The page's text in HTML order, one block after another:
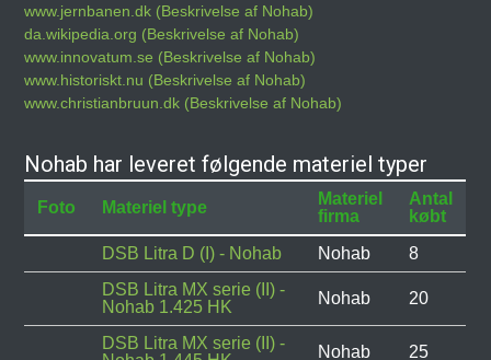
www.jernbanen.dk (Beskrivelse af Nohab)
da.wikipedia.org (Beskrivelse af Nohab)
www.innovatum.se (Beskrivelse af Nohab)
www.historiskt.nu (Beskrivelse af Nohab)
www.christianbruun.dk (Beskrivelse af Nohab)
Nohab har leveret følgende materiel typer
Foto Materiel type
Materiel
firma
Antal
købt
DSB Litra D (I) - Nohab
Nohab
8
DSB Litra MX serie (II) -
Nohab 1.425 HK
Nohab 20
DSB Litra MX serie (II) -
Nohab 25